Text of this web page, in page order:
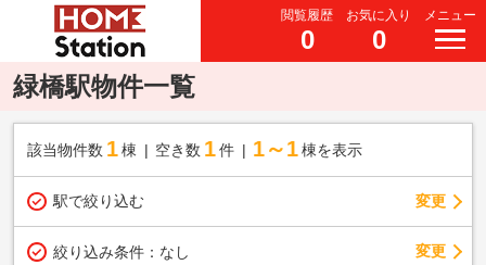
閲覧履歴
0
お気に入り
0
メニュー
緑橋駅物件一覧
該当物件数 1棟 空き数 1 件 1～1 棟を表示
駅で絞り込む 変更
絞り込み条件： なし 変更